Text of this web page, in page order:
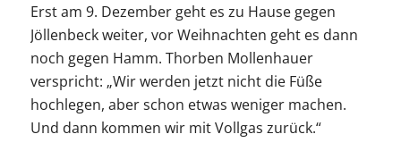
Erst am 9. Dezember geht es zu Hause gegen
Jöllenbeck weiter, vor Weihnachten geht es dann
noch gegen Hamm. Thorben Mollenhauer
verspricht: „Wir werden jetzt nicht die Füße
hochlegen, aber schon etwas weniger machen.
Und dann kommen wir mit Vollgas zurück.“